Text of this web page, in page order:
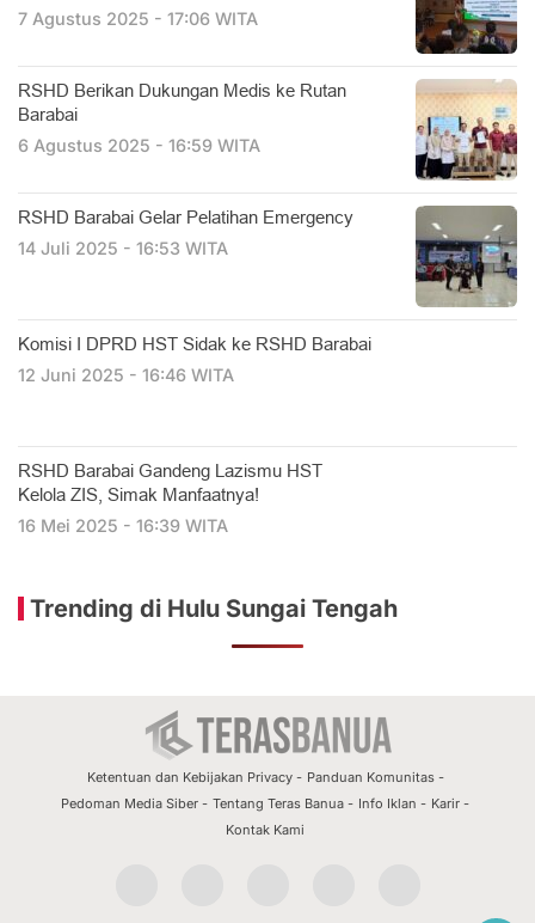
7 Agustus 2025 - 17:06 WITA
RSHD Berikan Dukungan Medis ke Rutan
Barabai
6 Agustus 2025 - 16:59 WITA
RSHD Barabai Gelar Pelatihan Emergency
14 Juli 2025 - 16:53 WITA
Komisi I DPRD HST Sidak ke RSHD Barabai
12 Juni 2025 - 16:46 WITA
RSHD Barabai Gandeng Lazismu HST
Kelola ZIS, Simak Manfaatnya!
16 Mei 2025 - 16:39 WITA
Trending di Hulu Sungai Tengah
Ketentuan dan Kebijakan Privacy
Panduan Komunitas
Pedoman Media Siber
Tentang Teras Banua Info Iklan
Karir
Kontak Kami